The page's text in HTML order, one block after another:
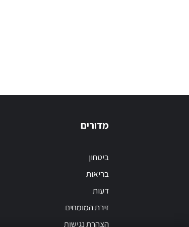
מדורים
ביטחון
בריאות
דעות
זירת המומחים
הצהרת נגישות